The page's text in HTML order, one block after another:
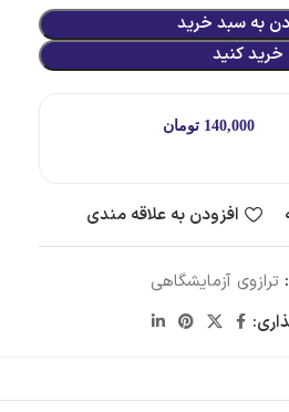
به سبد خرید
خرید کنید
140,000 تومان
افزودن به علاقه مندی
ترازوی آزمایشگاهی